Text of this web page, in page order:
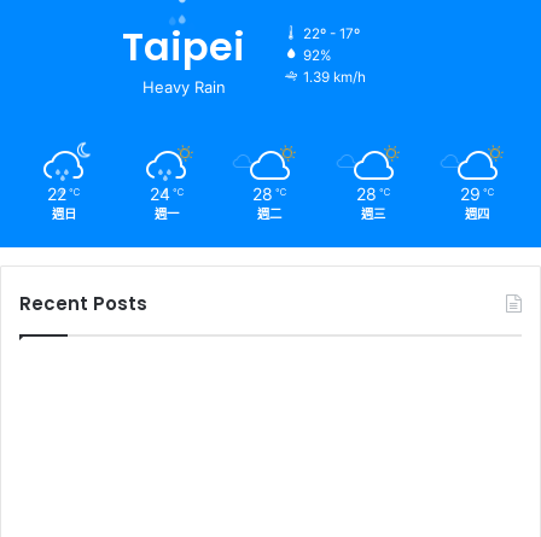
Taipei
Heavy Rain
22º - 17º
92%
1.39 km/h
22 ℃
週日
24 ℃
週一
28 ℃
週二
28 ℃
週三
29 ℃
週四
Recent Posts